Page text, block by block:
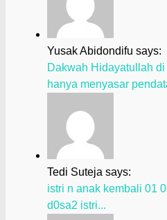
Yusak Abidondifu says:
Dakwah Hidayatullah
hanya menyasar
Tedi Suteja says:
istri n anak kembali 01
d0sa2 istri...